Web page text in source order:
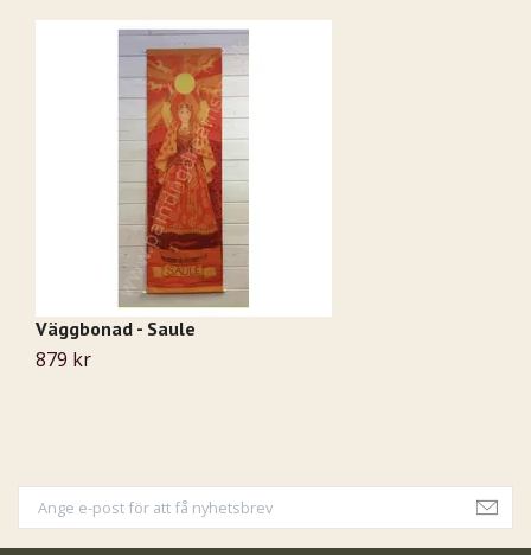
Väggbonad - Saule
879 kr